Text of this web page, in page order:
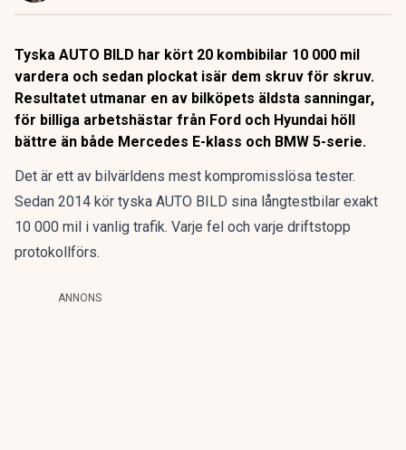
Tyska AUTO BILD har kört 20 kombibilar 10 000 mil
vardera och sedan plockat isär dem skruv för skruv.
Resultatet utmanar en av bilköpets äldsta sanningar,
för billiga arbetshästar från Ford och Hyundai höll
bättre än både Mercedes E-klass och BMW 5-serie.
Det är ett av bilvärldens mest kompromisslösa tester.
Sedan 2014 kör tyska AUTO BILD sina långtestbilar exakt
10 000 mil i vanlig trafik. Varje fel och varje driftstopp
protokollförs.
ANNONS